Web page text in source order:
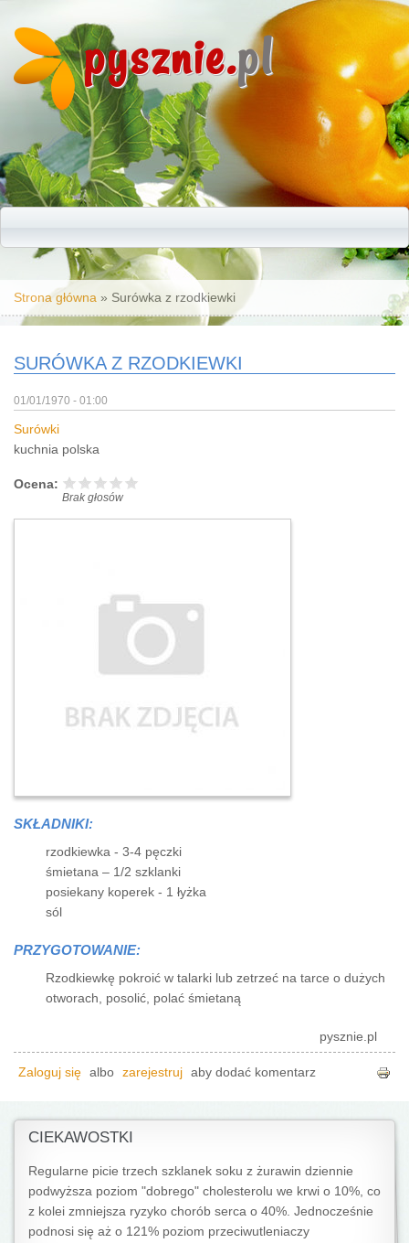
pysznie.pl
Jesteś tutaj
Strona główna » Surówka z rzodkiewki
SURÓWKA Z RZODKIEWKI
01/01/1970 - 01:00
Surówki
kuchnia polska
Ocena:
Brak głosów
SKŁADNIKI:
rzodkiewka - 3-4 pęczki
śmietana – 1/2 szklanki
posiekany koperek - 1 łyżka
sól
PRZYGOTOWANIE:
Rzodkiewkę pokroić w talarki lub zetrzeć na tarce o dużych
otworach, posolić, polać śmietaną
pysznie.pl
Zaloguj się albo zarejestruj aby dodać komentarz
CIEKAWOSTKI
Regularne picie trzech szklanek soku z żurawin dziennie
podwyższa poziom "dobrego" cholesterolu we krwi o 10%, co
z kolei zmniejsza ryzyko chorób serca o 40%. Jednocześnie
podnosi się aż o 121% poziom przeciwutleniaczy